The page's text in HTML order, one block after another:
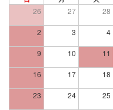
26 27 28
2 3 4
9 10 11
16 17 18
23 24 25